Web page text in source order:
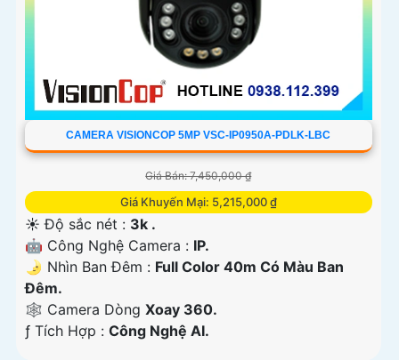
CAMERA VISIONCOP 5MP VSC-IP0950A-PDLK-LBC
Giá Bán: 7,450,000 ₫
Giá Khuyến Mại: 5,215,000 ₫
☀️ Độ sắc nét : 3k .
🤖️ Công Nghệ Camera : IP.
🌛 Nhìn Ban Đêm : Full Color 40m Có Màu Ban
Ðêm.
🕸️ Camera Dòng Xoay 360.
️ƒ Tích Hợp : Công Nghệ AI.